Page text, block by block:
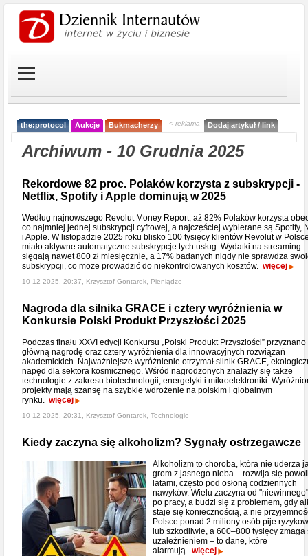
the:protocol Aukcje Bukmacherzy < reklama Dodaj artykuł / link
Archiwum - 10 Grudnia 2025
Rekordowe 82 proc. Polaków korzysta z subskrypcji -
Netflix, Spotify i Apple dominują w 2025
Według najnowszego Revolut Money Report, aż 82% Polaków korzysta
co najmniej jednej subskrypcji cyfrowej, a najczęściej wybierane są Spotify,
i Apple. W listopadzie 2025 roku blisko 100 tysięcy klientów Revolut w
miało aktywne automatyczne subskrypcje tych usług. Wydatki na streaming
sięgają nawet 800 zł miesięcznie, a 17% badanych nigdy nie sprawdza
subskrypcji, co może prowadzić do niekontrolowanych kosztów. więcej
10-12-2025, 20:37, Krzysztof Gontarek, Pieniądze
Nagroda dla silnika GRACE i cztery wyróżnienia w
Konkursie Polski Produkt Przyszłości 2025
Podczas finału XXVI edycji Konkursu „Polski Produkt Przyszłości” przyznano
główną nagrodę oraz cztery wyróżnienia dla innowacyjnych rozwiązań
akademickich. Najważniejsze wyróżnienie otrzymał silnik GRACE,
napęd dla sektora kosmicznego. Wśród nagrodzonych znalazły się także
technologie z zakresu biotechnologii, energetyki i mikroelektroniki.
projekty mają szansę na szybkie wdrożenie na polskim i globalnym
rynku. więcej
10-12-2025, 20:31, Krzysztof Gontarek, Technologie
Kiedy zaczyna się alkoholizm? Sygnały ostrzegawcze
Alkoholizm to choroba, która nie uderza
grom z jasnego nieba – rozwija się
latami, często pod osłoną codziennych
nawyków. Wielu zaczyna od
po pracy, a budzi się z problemem, gdy
staje się koniecznością, a nie
Polsce ponad 2 miliony osób pije
lub szkodliwie, a 600–800 tysięcy zmaga
uzależnieniem – to dane, które
alarmują. więcej